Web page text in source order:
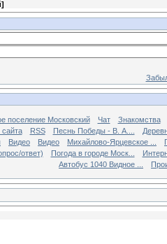
]
поселение Московский Чат
Знакомства
сайта RSS Песнь Победы - В. А....
Видео Видео Михайлово-Ярцевское ...
ответ) Погода в городе Моск...
Автобус 1040 Видное ...